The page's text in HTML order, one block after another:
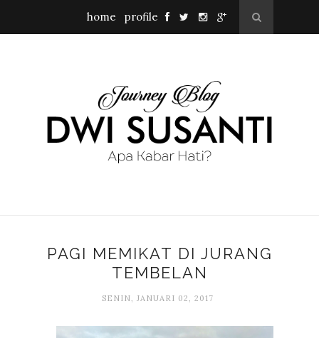
home profile
PAGI MEMIKAT DI JURANG
TEMBELAN
SENIN, JANUARI 02, 2017